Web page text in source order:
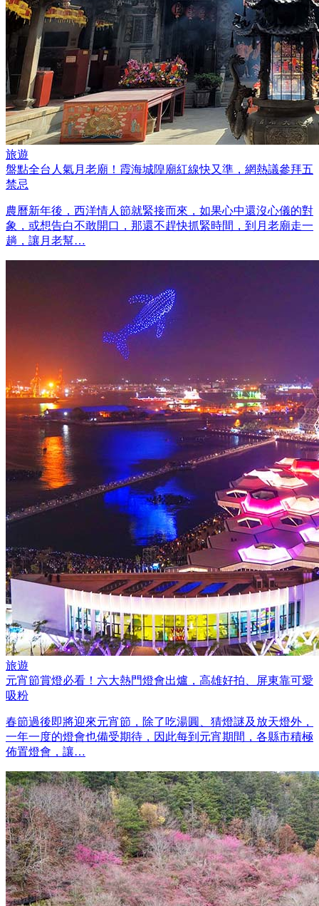
旅遊
盤點全台人氣月老廟！霞海城隍廟紅線快又準，網熱議參拜五
禁忌
農曆新年後，西洋情人節就緊接而來，如果心中還沒心儀的對
象，或想告白不敢開口，那還不趕快抓緊時間，到月老廟走一
趟，讓月老幫…
旅遊
元宵節賞燈必看！六大熱門燈會出爐，高雄好拍、屏東靠可愛
吸粉
春節過後即將迎來元宵節，除了吃湯圓、猜燈謎及放天燈外，
一年一度的燈會也備受期待，因此每到元宵期間，各縣市積極
佈置燈會，讓…